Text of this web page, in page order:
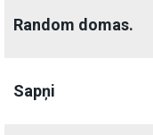
Random domas.
Sapņi